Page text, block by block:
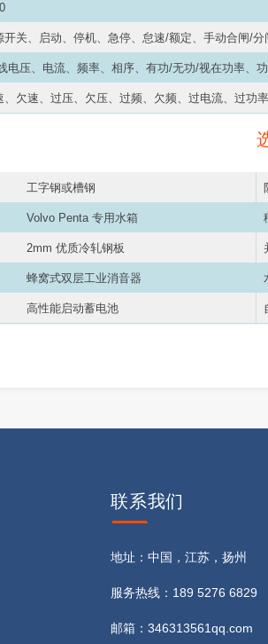
开关、启动、停机、急停、怠速/额定、手动合闸/分
电压、电流、频率、相序、有功/无功/视在功率、
、欠速、过压、欠压、过频、欠频、过电流、过功
工字钢或槽钢
Volvo Penta 专用水箱
2mm 优质冷轧钢板
蜂窝式双层工业消音器
高性能启动蓄电池
联系我们
地址：中国，江苏，扬州
服务热线：189 5276 6829
邮箱：346313561qq.com